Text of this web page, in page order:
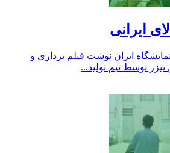
ایرانی
ایران نوشت فیلم برداری و
توسط تیم تولید...